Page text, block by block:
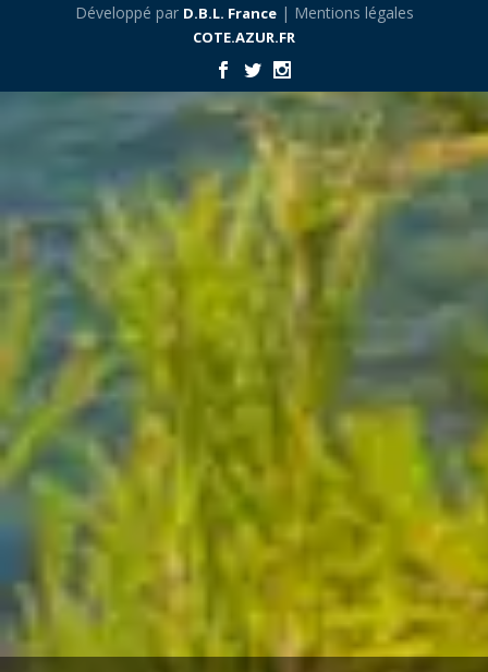
Développé par D.B.L. France| Mentions légales
COTE.AZUR.FR